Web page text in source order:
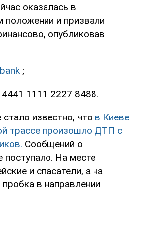
оказалась в
положении и призвали
опубликовав
;
1111 2227 8488.
известно, что в Киеве
трассе произошло ДТП с
Сообщений о
поступало. На месте
и спасатели, а на
в направлении